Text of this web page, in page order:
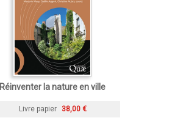
Réinventer la nature en ville
Livre papier 38,00 €